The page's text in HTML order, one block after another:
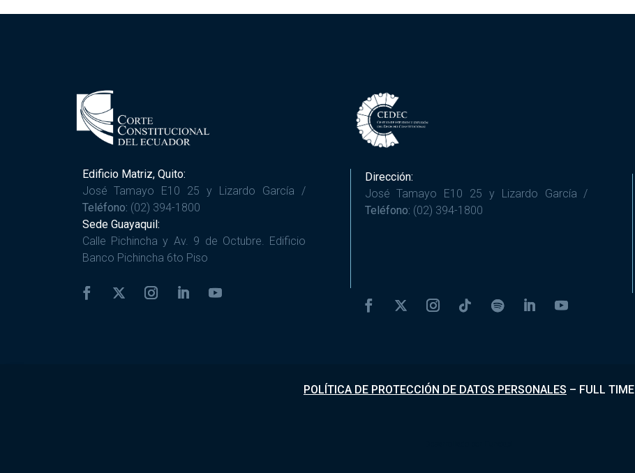
Edificio Matriz, Quito:
José Tamayo E10 25 y Lizardo García /
Teléfono: (02) 394-1800
Sede Guayaquil:
Calle Pichincha y Av. 9 de Octubre. Edificio
Banco Pichincha 6to Piso
Dirección:
José Tamayo E10 25 y Lizardo García /
Teléfono: (02) 394-1800
POLÍTICA DE PROTECCIÓN DE DATOS PERSONALES – FULL TIME